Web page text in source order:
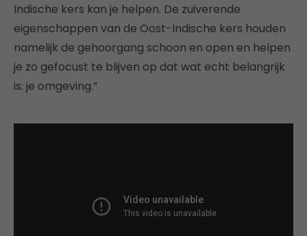
Indische kers kan je helpen. De zuiverende
eigenschappen van de Oost-Indische kers houden
namelijk de gehoorgang schoon en open en helpen
je zo gefocust te blijven op dat wat echt belangrijk
is: je omgeving.”